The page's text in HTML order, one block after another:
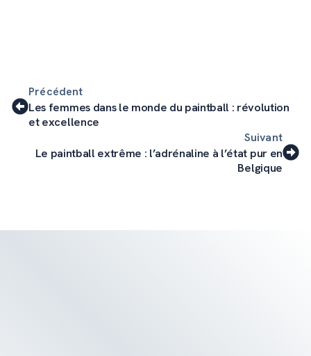
Précédent
Les femmes dans le monde du paintball : révolution
et excellence
Suivant
Le paintball extrême : l’adrénaline à l’état pur en
Belgique